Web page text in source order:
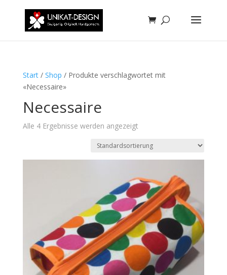
Start/ Shop / Produkte verschlagwortet mit
«Necessaire»
Necessaire
Alle 4 Ergebnisse werden angezeigt